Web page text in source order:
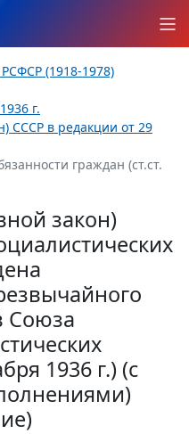
(1918-1978)
г.
СССР в редакции от 29
граждан (ст.ст.
закон)
Союза
1936 г.) (с